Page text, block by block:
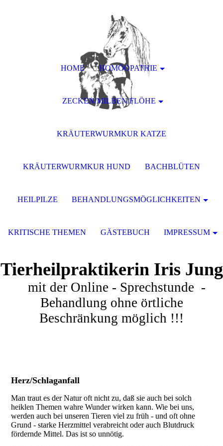
Tierheilpraktikerin Iris Jung
mit der Online - Sprechstunde -
Behandlung ohne örtliche
Beschränkung möglich !!!
Herz/Schlaganfall
Man traut es der Natur oft nicht zu, daß sie auch bei solch
heiklen Themen wahre Wunder wirken kann. Wie bei uns,
werden auch bei unseren Tieren viel zu früh - und oft ohne
Grund - starke Herzmittel verabreicht oder auch Blutdruck
fördernde Mittel. Das ist so unnötig.
HOME HOMÖOPATHIE
ZECKEN/MILBEN/FLÖHE
KRÄUTERWURMKUR KATZE
KRÄUTERWURMKUR HUND BACHBLÜTEN
HEILPILZE BEHANDLUNGSMÖGLICHKEITEN
KRITISCHE THEMEN GÄSTEBUCH IMPRESSUM